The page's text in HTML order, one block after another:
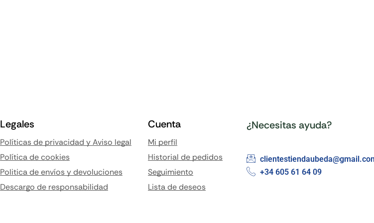
Legales
Políticas de privacidad y Aviso legal
Política de cookies
Politica de envíos y devoluciones
Descargo de responsabilidad
Cuenta
Mi perfil
Historial de pedidos
Seguimiento
Lista de deseos
¿Necesitas ayuda?
+34 605 61 64 09